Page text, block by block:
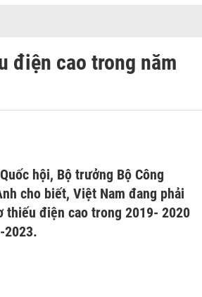
điện cao trong năm
hội, Bộ trưởng Bộ Công
cho biết, Việt Nam đang phải
thiếu điện cao trong 2019- 2020
2023.